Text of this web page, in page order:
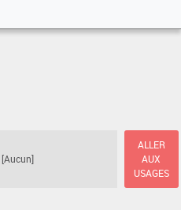
[Aucun]
ALLER
AUX
USAGES